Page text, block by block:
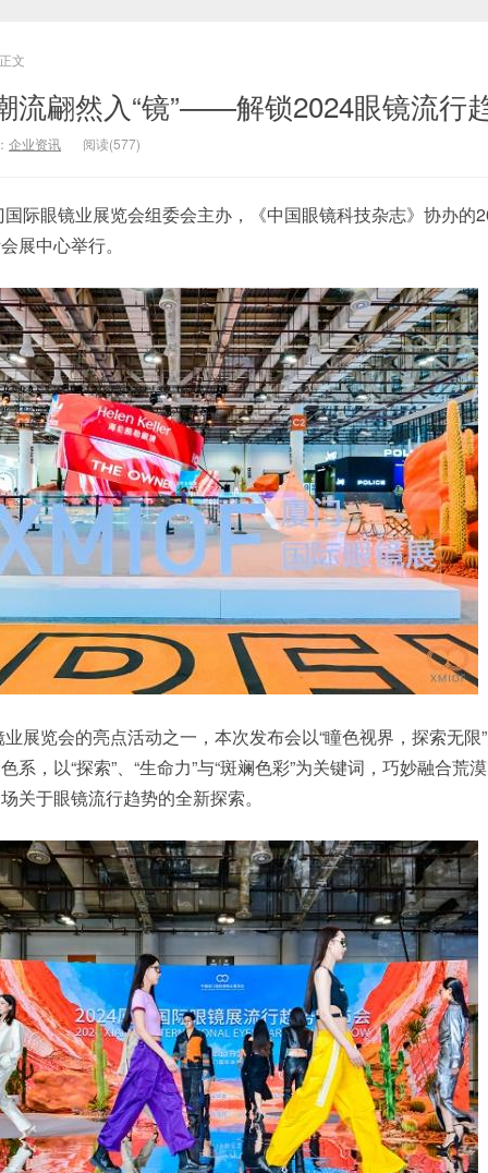
正文
流翩然入“镜”——解锁2024眼镜流行
企业资讯 阅读(577)
际眼镜业展览会组委会主办，《中国眼镜科技杂志》协办的
展中心举行。
展览会的亮点活动之一，本次发布会以“瞳色视界，探索无限
系，以“探索”、“生命力”与“斑斓色彩”为关键词，巧妙融合荒
关于眼镜流行趋势的全新探索。